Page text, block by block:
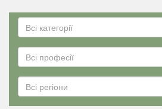
Всі категорії
Всі професії
Всі регіони